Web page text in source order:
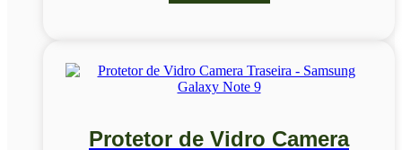
Protetor de Vidro Camera